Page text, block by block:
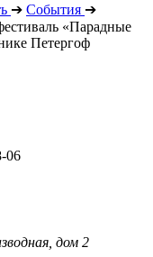
➔ События ➔
«Парадные
Петергоф
06
дом 2